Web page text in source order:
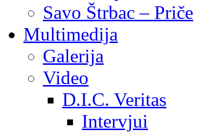
Savo Štrbac – Priče
Multimedija
Galerija
Video
D.I.C. Veritas
Intervjui